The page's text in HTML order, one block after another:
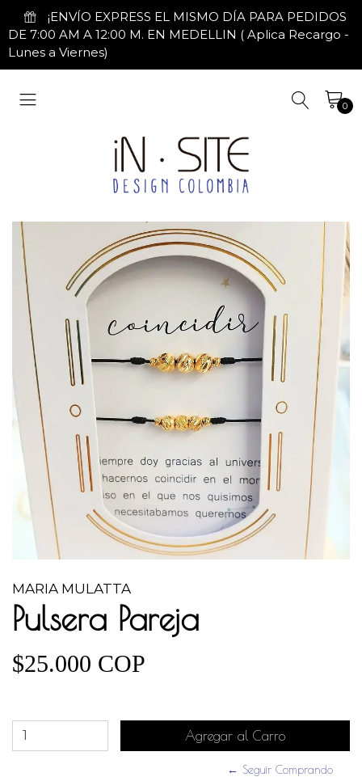
¡ENVÍO EXPRESS EL MISMO DÍA PARA PEDIDOS
DE 7:00 AM A 12:00 M. EN MEDELLIN ( Aplica Recargo -
Lunes a Viernes)
0
MARIA MULATTA
Pulsera Pareja
$25.000 COP
← Seguir Comprando